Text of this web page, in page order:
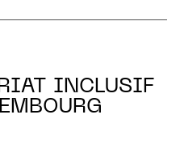
INCLUSIF